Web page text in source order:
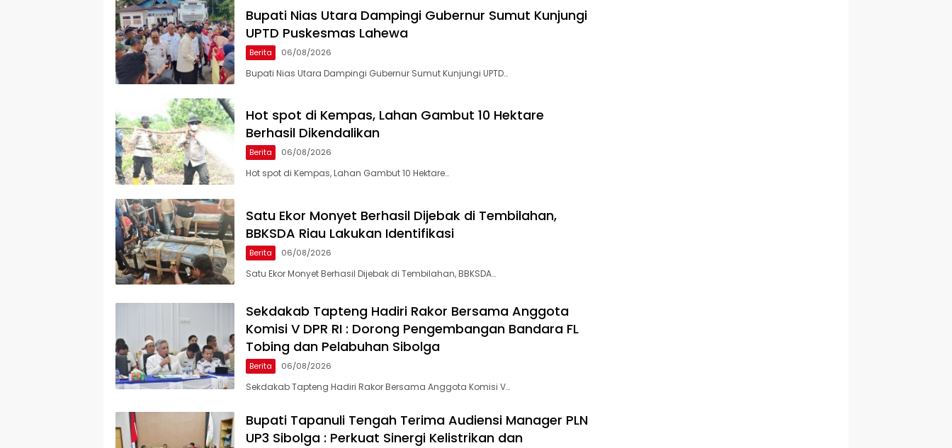
Bupati Nias Utara Dampingi Gubernur Sumut Kunjungi
UPTD Puskesmas Lahewa
Berita 06/08/2026
Bupati Nias Utara Dampingi Gubernur Sumut Kunjungi UPTD…
Hot spot di Kempas, Lahan Gambut 10 Hektare
Berhasil Dikendalikan
Berita 06/08/2026
Hot spot di Kempas, Lahan Gambut 10 Hektare…
Satu Ekor Monyet Berhasil Dijebak di Tembilahan,
BBKSDA Riau Lakukan Identifikasi
Berita 06/08/2026
Satu Ekor Monyet Berhasil Dijebak di Tembilahan, BBKSDA…
Sekdakab Tapteng Hadiri Rakor Bersama Anggota
Komisi V DPR RI : Dorong Pengembangan Bandara FL
Tobing dan Pelabuhan Sibolga
Berita 06/08/2026
Sekdakab Tapteng Hadiri Rakor Bersama Anggota Komisi V…
Bupati Tapanuli Tengah Terima Audiensi Manager PLN
UP3 Sibolga : Perkuat Sinergi Kelistrikan dan